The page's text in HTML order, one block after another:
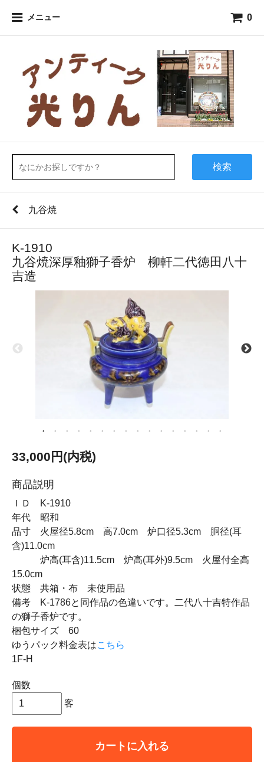
メニュー 0
検索
九谷焼
K-1910
九谷焼深厚釉獅子香炉 柳軒二代徳田八十
吉造
33,000円(内税)
商品説明
ＩＤ K-1910
年代 昭和
品寸 火屋径5.8cm 高7.0cm 炉口径5.3cm 胴径(耳
含)11.0cm
炉高(耳含)11.5cm 炉高(耳外)9.5cm 火屋付全高
15.0cm
状態 共箱・布 未使用品
備考 K-1786と同作品の色違いです。二代八十吉特作品
の獅子香炉です。
梱包サイズ 60
ゆうパック料金表はこちら
1F-H
個数
客
カートに入れる